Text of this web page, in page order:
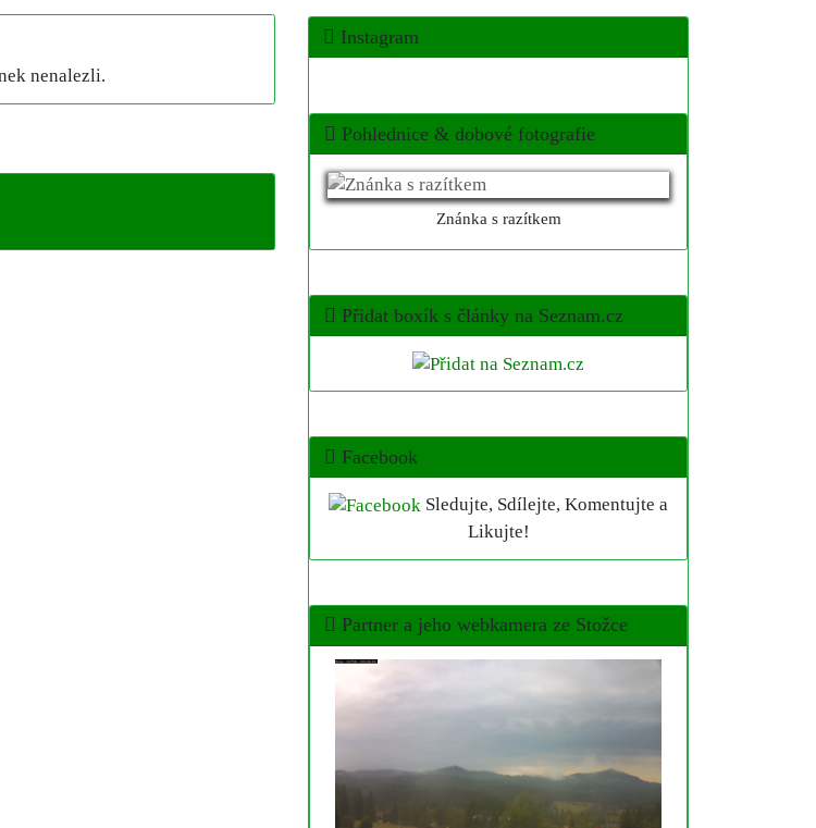
nenalezli.
Instagram
Pohlednice & dobové fotografie
Znánka s razítkem
Přidat boxík s články na Seznam.cz
Facebook
Sledujte, Sdílejte, Komentujte a
Likujte!
Partner a jeho webkamera ze Stožce